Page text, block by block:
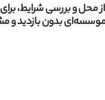
و بررسی شرایط،
بدون بازدید و